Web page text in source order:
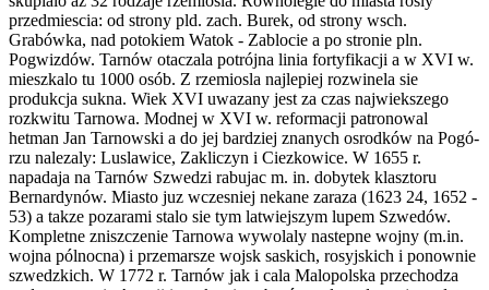
przedmiescia: od strony pld. zach. Burek, od strony wsch.
Grabówka, nad potokiem Watok - Zablocie a po stronie pln.
Pogwizdów. Tarnów otaczala potrójna linia fortyfikacji a w XVI w.
mieszkalo tu 1000 osób. Z rzemiosla najlepiej rozwinela sie
produkcja sukna. Wiek XVI uwazany jest za czas najwiekszego
rozkwitu Tarnowa. Modnej w XVI w. reformacji patronowal
hetman Jan Tarnowski a do jej bardziej znanych osrodków na Pogó­
rzu nalezaly: Luslawice, Zakliczyn i Ciezkowice. W 1655 r.
napadaja na Tarnów Szwedzi rabujac m. in. dobytek klasztoru
Bernardynów. Miasto juz wczesniej nekane zaraza (1623 24, 1652 -
53) a takze pozarami stalo sie tym latwiejszym lupem Szwedów.
Kompletne zniszczenie Tarnowa wywolaly nastepne wojny (m.in.
wojna pólnocna) i przemarsze wojsk saskich, rosyjskich i ponownie
szwe­dzkich. W 1772 r. Tarnów jak i cala Malopolska przechodza